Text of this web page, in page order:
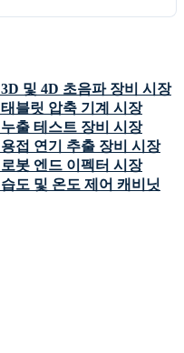
3D 및 4D 초음파 장비 시장
태블릿 압축 기계 시장
누출 테스트 장비 시장
용접 연기 추출 장비 시장
로봇 엔드 이펙터 시장
습도 및 온도 제어 캐비닛